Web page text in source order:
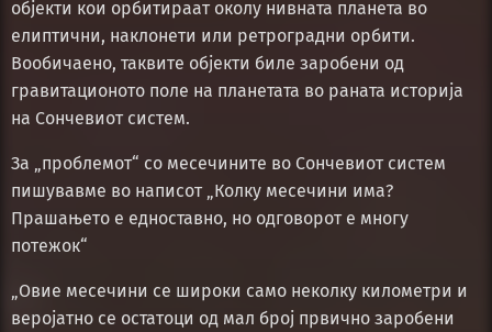
објекти кои орбитираат околу нивната планета во
елиптични, наклонети или ретроградни орбити.
Вообичаено, таквите објекти биле заробени од
гравитационото поле на планетата во раната историја
на Сончевиот систем.
За „проблемот“ со месечините во Сончевиот систем
пишувавме во написот „Колку месечини има?
Прашањето е едноставно, но одговорот е многу
потежок“
„Овие месечини се широки само неколку километри и
веројатно се остатоци од мал број првично заробени